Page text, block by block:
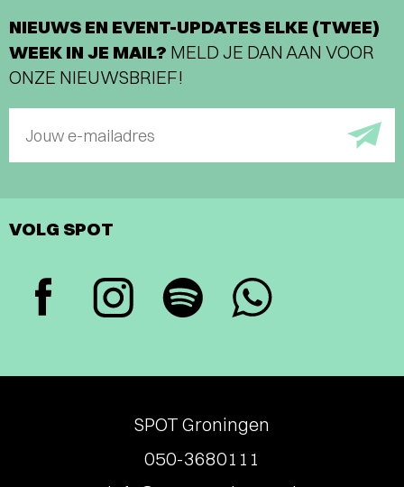
NIEUWS EN EVENT-UPDATES ELKE (TWEE)
WEEK IN JE MAIL? MELD JE DAN AAN VOOR
ONZE NIEUWSBRIEF!
Jouw e-mailadres
VOLG SPOT
SPOT Groningen
050-3680111